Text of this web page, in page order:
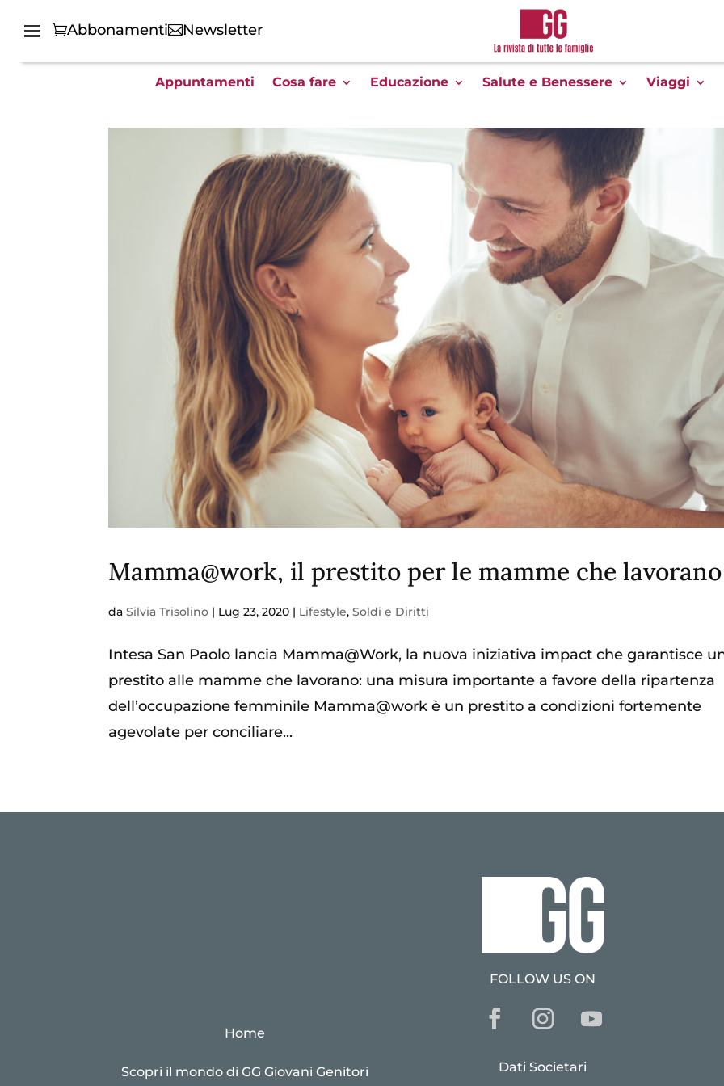
Abbonamenti Newsletter
Appuntamenti Cosa fare Educazione Salute e Benessere Viaggi
Mamma@work, il prestito per le mamme che lavorano
daSilvia Trisolino | Lug 23, 2020 | Lifestyle,Soldi e Diritti
Intesa San Paolo lancia Mamma@Work, la nuova iniziativa impact che garantisce
prestito alle mamme che lavorano: una misura importante a favore della ripartenza
dell’occupazione femminile Mamma@work è un prestito a condizioni fortemente
agevolate per conciliare...
Home
Scopri il mondo di GG Giovani Genitori
FOLLOW US ON
Dati Societari